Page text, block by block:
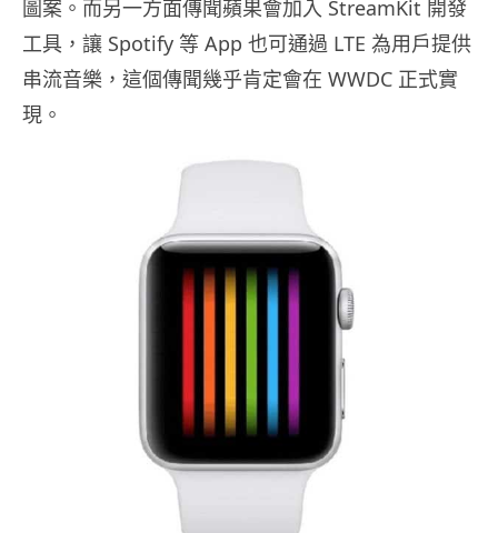
圖案。而另一方面傳聞蘋果會加入 StreamKit 開發
工具，讓 Spotify 等 App 也可通過 LTE 為用戶提供
串流音樂，這個傳聞幾乎肯定會在 WWDC 正式實
現。